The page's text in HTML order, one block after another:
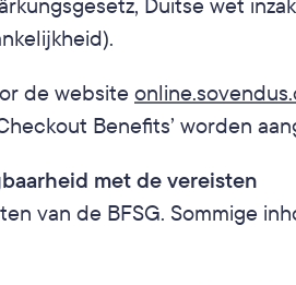
de website
Benefits’ worden
met de vereisten
van de BFSG. Sommige